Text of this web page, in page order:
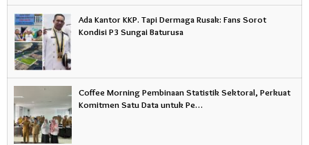
Ada Kantor KKP. Tapi Dermaga Rusak: Fans Sorot
Kondisi P3 Sungai Baturusa
Coffee Morning Pembinaan Statistik Sektoral, Perkuat
Komitmen Satu Data untuk Pe…